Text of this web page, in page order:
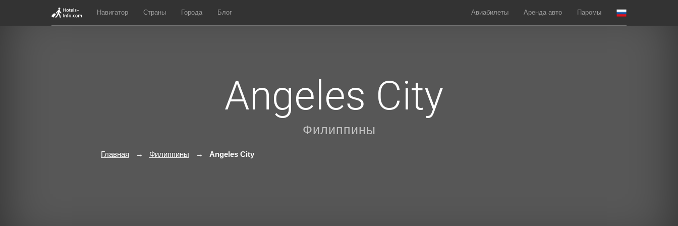
Навигатор Страны Города Блог Авиабилеты Аренда авто Паромы
Angeles City
Филиппины
Главная Филиппины Angeles City